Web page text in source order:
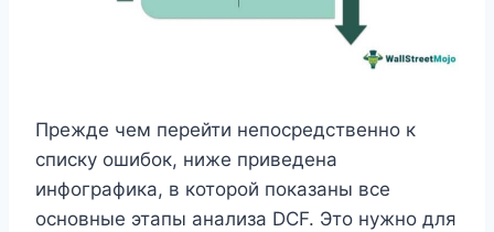
Прежде чем перейти непосредственно к
списку ошибок, ниже приведена
инфографика, в которой показаны все
основные этапы анализа DCF. Это нужно для